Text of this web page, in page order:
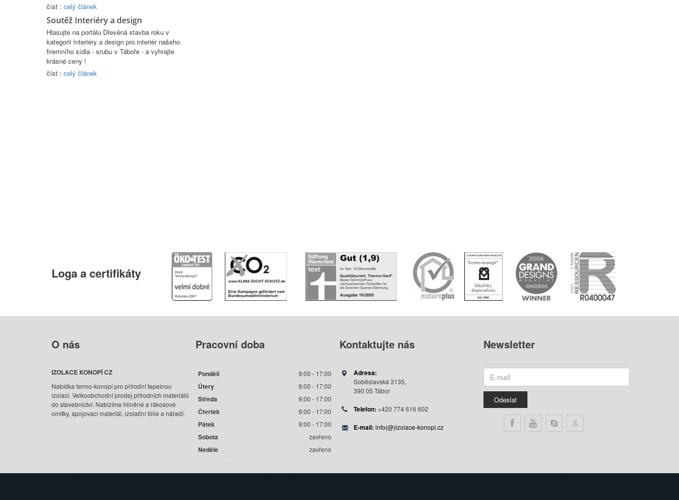
číst : celý článek
Soutěž Interiéry a design
Hlasujte na portálu Dřevěná stavba roku v
kategorii Interiéry a design pro interiér našeho
firemního sídla - srubu v Táboře - a vyhrajte
krásné ceny !
číst : celý článek
Logaa certifikáty
O nás
IZOLACE KONOPÍ CZ
Nabídka termo-konopí pro přírodní tepelnou
izolaci. Velkoobchodní prodej přírodních materiálů
do stavebnictví. Nabízíme hliněné a rákosové
omítky, spojovací materiál, izolační fólie a nářadí.
Pracovnídoba
Pondělí 9:00 - 17:00
Útery 9:00 - 17:00
Středa 9:00 - 17:00
Čtvrtek 9:00 - 17:00
Pátek 9:00 - 17:00
Sobota zavřeno
Neděle zavřeno
Kontaktujtenás
Adresa:
Soběslavská 3135,
390 05 Tábor
Telefon: +420 774 616 602
E-mail: info(@)izolace-konopi.cz
Newsletter